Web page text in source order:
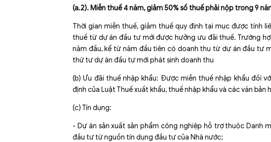
(a.2). Miễn thuế 4 năm, giảm 50% số thuế phải nộp trong 9
Thời gian miễn thuế, giảm thuế quy định tại mục được tính
thuế từ dự án đầu tư mới được hưởng ưu đãi thuế. Trường
năm đầu, kể từ năm đầu tiên có doanh thu từ dự án đầu tư
thứ tư dự án đầu tư mới phát sinh doanh thu
(b) Ưu đãi thuế nhập khẩu: Được miễn thuế nhập khẩu đối
định của Luật Thuế xuất khẩu, thuế nhập khẩu và các văn bản
(c) Tín dụng:
- Dự án sản xuất sản phẩm công nghiệp hỗ trợ thuộc Danh
đầu tư từ nguồn tín dụng đầu tư của Nhà nước;